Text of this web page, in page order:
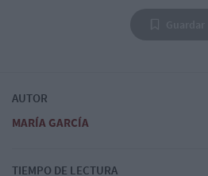
AUTOR
MARÍA GARCÍA
TIEMPO DE LECTURA